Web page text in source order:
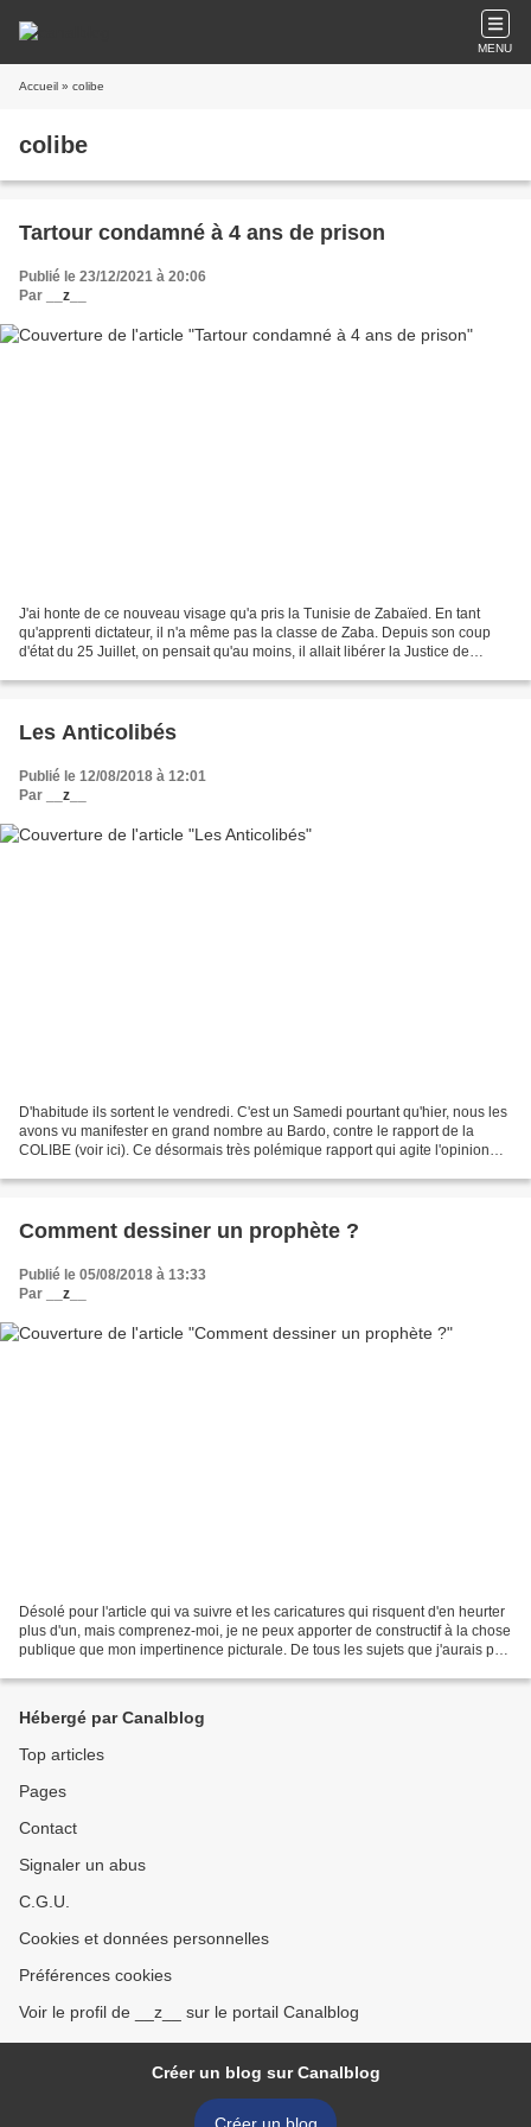
MENU
Accueil » colibe
colibe
Tartour condamné à 4 ans de prison
Publié le 23/12/2021 à 20:06
Par
__z__
J'ai honte de ce nouveau visage qu'a pris la Tunisie de Zabaïed. En tant
qu'apprenti dictateur, il n'a même pas la classe de Zaba. Depuis son coup
d'état du 25 Juillet, on pensait qu'au moins, il allait libérer la Justice de
Les Anticolibés
Publié le 12/08/2018 à 12:01
Par
__z__
D'habitude ils sortent le vendredi. C'est un Samedi pourtant qu'hier, nous les
avons vu manifester en grand nombre au Bardo, contre le rapport de la
COLIBE (voir ici). Ce désormais très polémique rapport qui agite l'opinion
Comment dessiner un prophète ?
Publié le 05/08/2018 à 13:33
Par
__z__
Désolé pour l'article qui va suivre et les caricatures qui risquent d'en heurter
plus d'un, mais comprenez-moi, je ne peux apporter de constructif à la chose
publique que mon impertinence picturale. De tous les sujets que j'aurais pu
Hébergé par Canalblog
Top articles
Pages
Contact
Signaler un abus
C.G.U.
Cookies et données personnelles
Préférences cookies
Voir le profil de __z__ sur le portail Canalblog
Créer un blog sur Canalblog